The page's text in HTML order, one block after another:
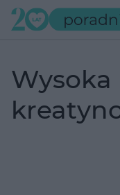
wysoka kinaza